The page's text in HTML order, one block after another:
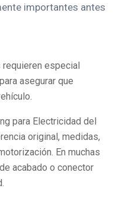
importantes antes
especial
asegurar que
para Electricidad del
original, medidas,
En muchas
acabado o conector